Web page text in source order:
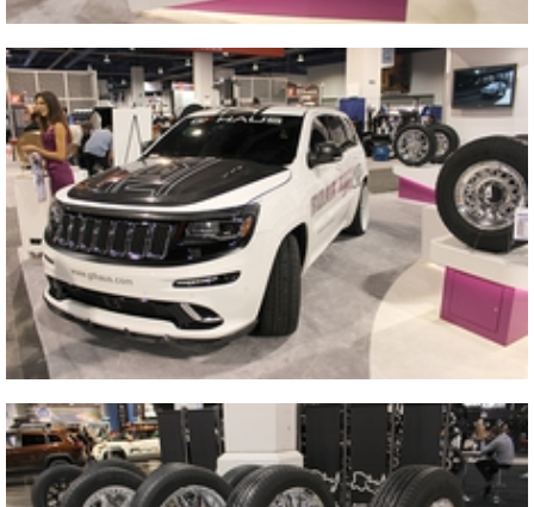
2013 SEMA SHOW
2013 SEMA SHOW
Close
Close